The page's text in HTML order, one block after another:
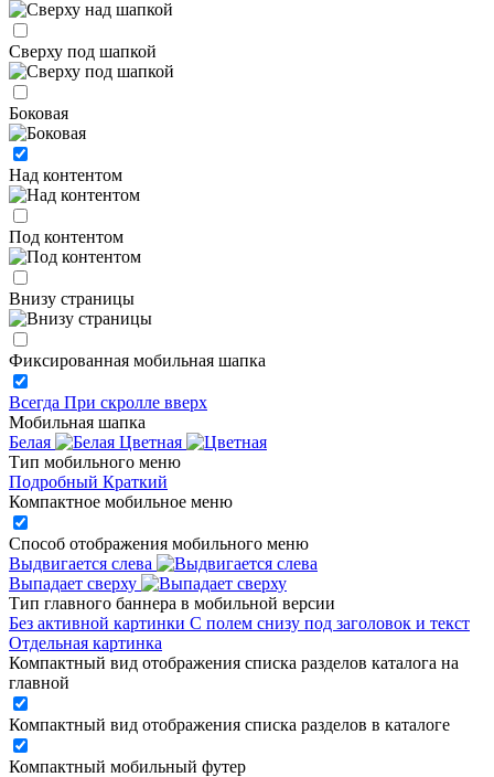
Сверху под шапкой
Боковая
Над контентом
Под контентом
Внизу страницы
Фиксированная мобильная шапка
Всегда При скролле вверх
Мобильная шапка
Белая
Цветная
Тип мобильного меню
Подробный Краткий
Компактное мобильное меню
Способ отображения мобильного меню
Выдвигается слева
Выпадает сверху
Тип главного баннера в мобильной версии
Без активной картинки С полем снизу под заголовок и текст
Отдельная картинка
Компактный вид отображения списка разделов каталога на
главной
Компактный вид отображения списка разделов в каталоге
Компактный мобильный футер